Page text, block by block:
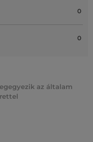
0
0
az általam